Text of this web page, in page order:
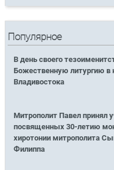
Популярное
В день своего
Божественную литургию в
Владивостока
Митрополит Павел принял
посвященных 30-летию
хиротонии митрополита
Филиппа